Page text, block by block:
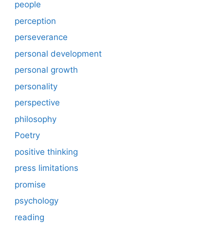
people
perception
perseverance
personal development
personal growth
personality
perspective
philosophy
Poetry
positive thinking
press limitations
promise
psychology
reading